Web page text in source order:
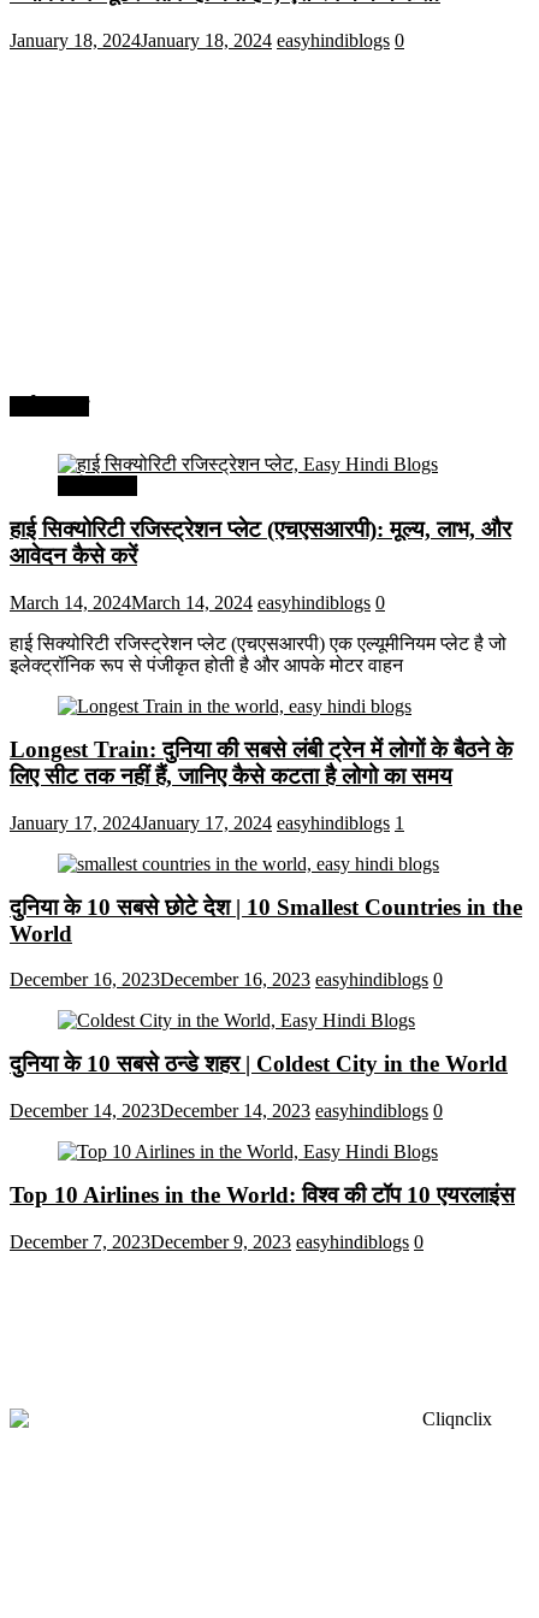
January 18, 2024January 18, 2024 easyhindiblogs 0
हाई सिक्योरिटी रजिस्ट्रेशन प्लेट (एचएसआरपी): मूल्य, लाभ, और
आवेदन कैसे करें
March 14, 2024March 14, 2024 easyhindiblogs 0
हाई सिक्योरिटी रजिस्ट्रेशन प्लेट (एचएसआरपी) एक एल्यूमीनियम प्लेट है जो
इलेक्ट्रॉनिक रूप से पंजीकृत होती है और आपके मोटर वाहन
Longest Train: दुनिया की सबसे लंबी ट्रेन में लोगों के बैठने के
लिए सीट तक ​​नहीं हैं, जानिए कैसे कटता है लोगो का समय
January 17, 2024January 17, 2024 easyhindiblogs 1
दुनिया के 10 सबसे छोटे देश | 10 Smallest Countries in the
World
December 16, 2023December 16, 2023 easyhindiblogs 0
दुनिया के 10 सबसे ठन्डे शहर | Coldest City in the World
December 14, 2023December 14, 2023 easyhindiblogs 0
Top 10 Airlines in the World: विश्व की टॉप 10 एयरलाइंस
December 7, 2023December 9, 2023 easyhindiblogs 0